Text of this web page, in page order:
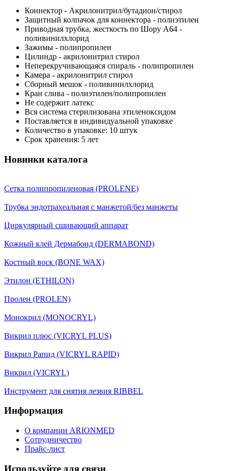
Коннектор - Акрилонитрил/бутадион/стирол
Защитный колпачок для коннектора - полиэтилен
Приводная трубка, жесткость по Шору А64 -
поливинилхлорид
Зажимы - полипропилен
Цилиндр - акрилонитрил стирол
Неперекручивающаяся спираль - полипропилен
Камера - акрилонитрил стирол
Сборный мешок - поливинилхлорид
Кран слива - полиэтилен/полипропилен
Не содержит латекс
Вся система стерилизована этиленоксидом
Поставляется в индивидуальной упаковке
Количество в упаковке: 10 штук
Срок хранения: 5 лет
Новинки каталога
Сетка полипропиленовая (PROLENE)
Трубка эндотрахеальная с манжетой/без манжеты
Циркулярный сшивающий аппарат
Кожный клей Дермабонд (DERMABOND)
Костный воск (BONE WAX)
Этилон (ETHILON)
Пролен (PROLEN)
Монокрил (MONOCRYL)
Викрил плюс (VICRYL PLUS)
Викрил Рапид (VICRYL RAPID)
Викрил (VICRYL)
Инструмент для снятия лезвия RIBBEL
Информация
О компании ARIONMED
Сотрудничество
Прайс-лист
Используйте для связи